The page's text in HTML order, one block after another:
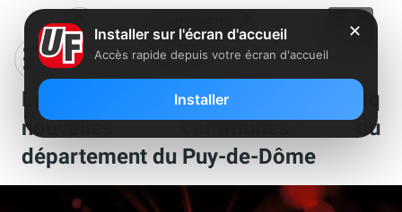
La fibre Free s’installe dans cinq
nouvelles communes du
département du Puy-de-Dôme
✕
Installer sur l'écran d'accueil
Accès rapide depuis votre écran d'accueil
Installer